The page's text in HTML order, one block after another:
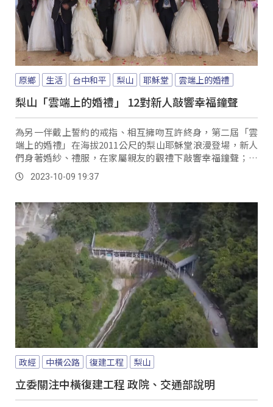
原鄉 生活 台中和平 梨山 耶穌堂 雲端上的婚禮
梨山「雲端上的婚禮」 12對新人敲響幸福鐘聲
為另一伴戴上誓約的戒指、相互擁吻互許終身，第二屆「雲
端上的婚禮」在海拔2011公尺的梨山耶穌堂浪漫登場，新人
們身著婚紗、禮服，在家屬親友的觀禮下敲響幸福鐘聲；其
中來自梨山當地的新人，也特別在別具意義的日子裡穿著泰
雅族傳統服飾，由新郎背著新娘進場成為目光焦點。
2023-10-09 19:37
政經 中橫公路 復建工程 梨山
立委關注中橫復建工程 政院、交通部說明